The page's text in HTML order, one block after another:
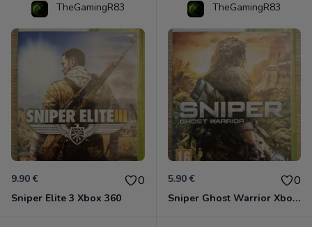
TheGamingR83
9.90 € 0
Sniper Elite 3 Xbox 360
TheGamingR83
5.90 € 0
Sniper Ghost Warrior Xbox 360